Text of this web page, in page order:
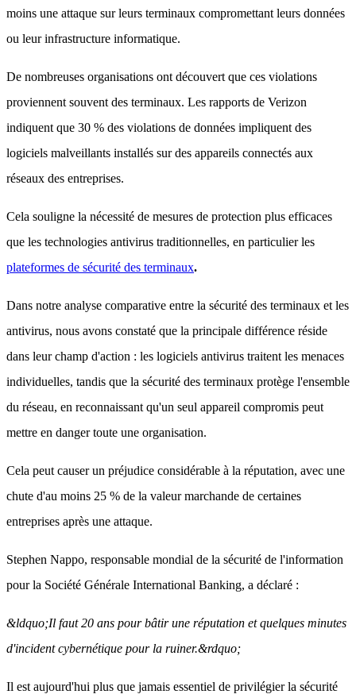
moins une attaque sur leurs terminaux compromettant leurs données
ou leur infrastructure informatique.
De nombreuses organisations ont découvert que ces violations
proviennent souvent des terminaux. Les rapports de Verizon
indiquent que 30 % des violations de données impliquent des
logiciels malveillants installés sur des appareils connectés aux
réseaux des entreprises.
Cela souligne la nécessité de mesures de protection plus efficaces
que les technologies antivirus traditionnelles, en particulier les
plateformes de sécurité des terminaux.
Dans notre analyse comparative entre la sécurité des terminaux et les
antivirus, nous avons constaté que la principale différence réside
dans leur champ d'action : les logiciels antivirus traitent les menaces
individuelles, tandis que la sécurité des terminaux protège l'ensemble
du réseau, en reconnaissant qu'un seul appareil compromis peut
mettre en danger toute une organisation.
Cela peut causer un préjudice considérable à la réputation, avec une
chute d'au moins 25 % de la valeur marchande de certaines
entreprises après une attaque.
Stephen Nappo, responsable mondial de la sécurité de l'information
pour la Société Générale International Banking, a déclaré :
&ldquo;Il faut 20 ans pour bâtir une réputation et quelques minutes
d'incident cybernétique pour la ruiner.&rdquo;
Il est aujourd'hui plus que jamais essentiel de privilégier la sécurité